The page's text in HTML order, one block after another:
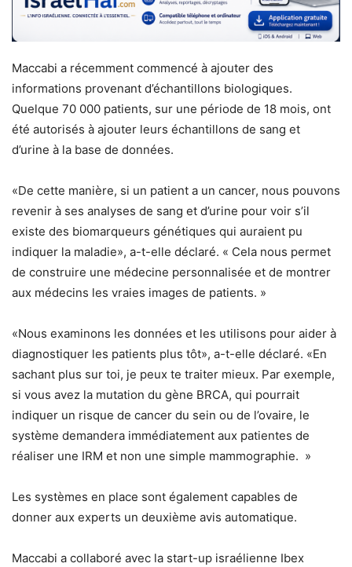
Maccabi a récemment commencé à ajouter des
informations provenant d’échantillons biologiques.
Quelque 70 000 patients, sur une période de 18 mois, ont
été autorisés à ajouter leurs échantillons de sang et
d’urine à la base de données.
«De cette manière, si un patient a un cancer, nous pouvons
revenir à ses analyses de sang et d’urine pour voir s’il
existe des biomarqueurs génétiques qui auraient pu
indiquer la maladie», a-t-elle déclaré. « Cela nous permet
de construire une médecine personnalisée et de montrer
aux médecins les vraies images de patients. »
«Nous examinons les données et les utilisons pour aider à
diagnostiquer les patients plus tôt», a-t-elle déclaré. «En
sachant plus sur toi, je peux te traiter mieux. Par exemple,
si vous avez la mutation du gène BRCA, qui pourrait
indiquer un risque de cancer du sein ou de l’ovaire, le
système demandera immédiatement aux patientes de
réaliser une IRM et non une simple mammographie. »
Les systèmes en place sont également capables de
donner aux experts un deuxième avis automatique.
Maccabi a collaboré avec la start-up israélienne Ibex